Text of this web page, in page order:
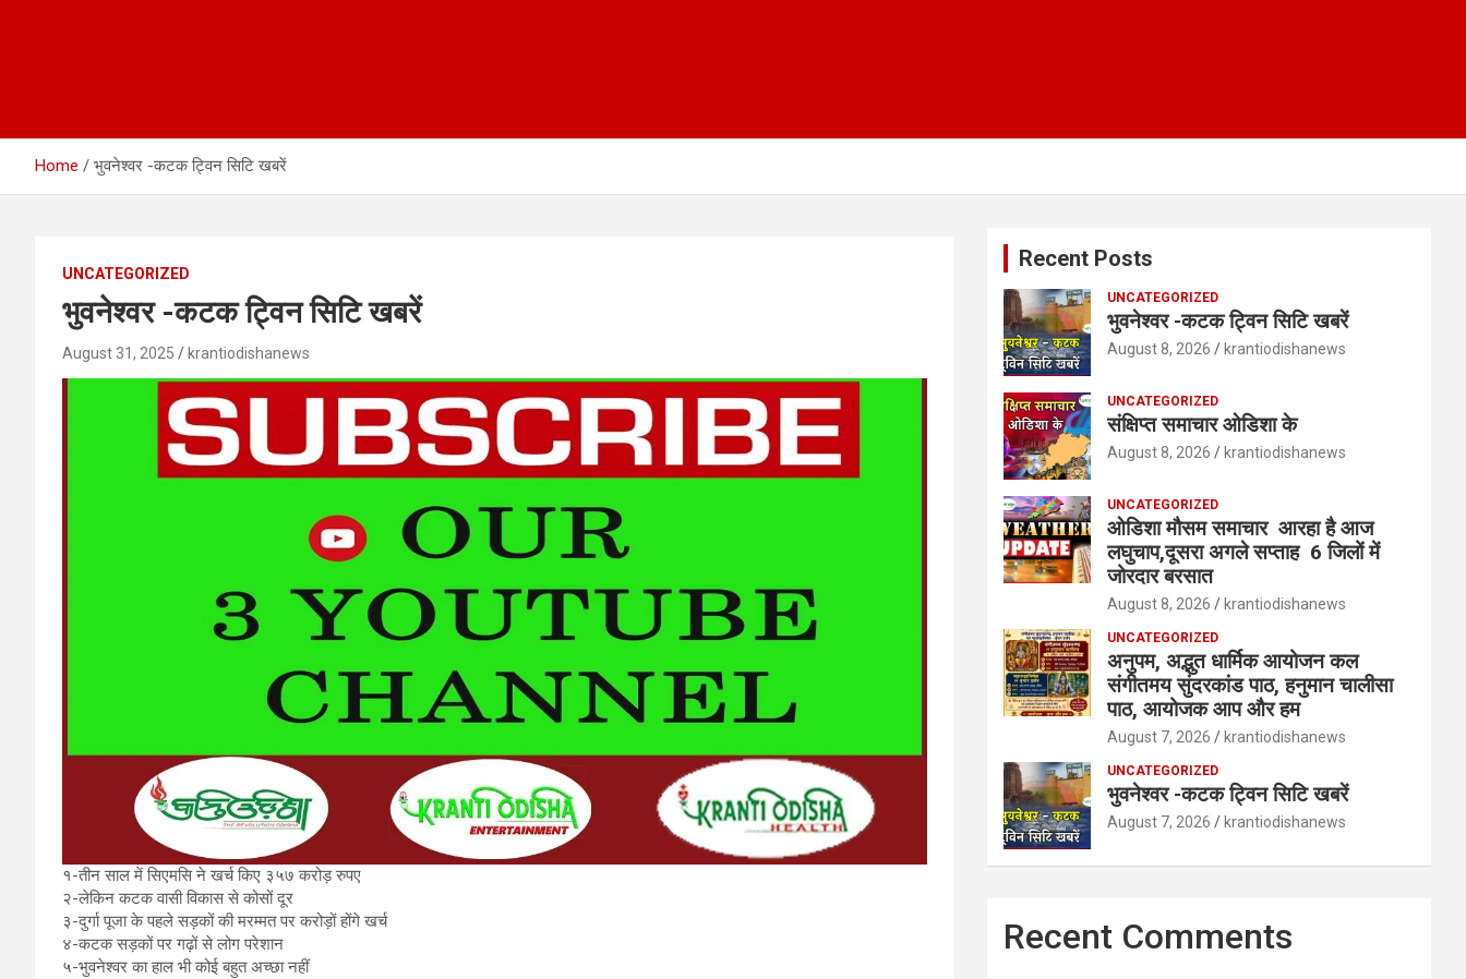
Home भुवनेश्वर -कटक ट्विन सिटि खबरें
UNCATEGORIZED
भुवनेश्वर -कटक ट्विन सिटि खबरें
August 31, 2025 krantiodishanews
१-तीन साल में सिएमसि ने खर्च किए ३५७ करोड़ रुपए
२-लेकिन कटक वासी विकास से कोसों दूर
३-दुर्गा पूजा के पहले सड़कों की मरम्मत पर करोड़ों होंगे खर्च
४-कटक सड़कों पर गढ़ों से लोग परेशान
५-भुवनेश्वर का हाल भी कोई बहुत अच्छा नहीं
Recent Posts
UNCATEGORIZED
भुवनेश्वर -कटक ट्विन सिटि खबरें
August 8, 2026 krantiodishanews
UNCATEGORIZED
संक्षिप्त समाचार ओडिशा के
August 8, 2026 krantiodishanews
UNCATEGORIZED
ओडिशा मौसम समाचार आरहा है आज
लघुचाप,दूसरा अगले सप्ताह 6 जिलों में
जोरदार बरसात
August 8, 2026 krantiodishanews
UNCATEGORIZED
अनुपम, अद्भुत धार्मिक आयोजन कल
संगीतमय सुंदरकांड पाठ, हनुमान चालीसा
पाठ, आयोजक आप और हम
August 7, 2026 krantiodishanews
UNCATEGORIZED
भुवनेश्वर -कटक ट्विन सिटि खबरें
August 7, 2026 krantiodishanews
Recent Comments